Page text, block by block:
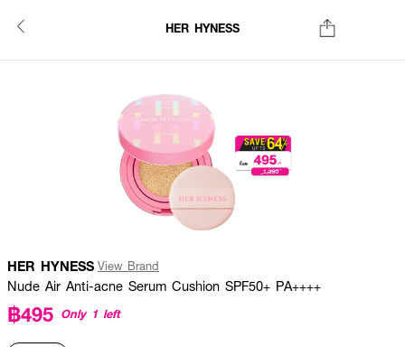
HER HYNESS
HER HYNESS View Brand
Nude Air Anti-acne Serum Cushion SPF50+ PA++++
฿495 Only 1 left